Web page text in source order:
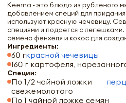
Keema - это блюдо из рубленого
добавлением специй для
используют красную чечевицу.
специями и подается с
семена фенхеля и кокос для
Ингредиенты:
60 гкрасной чечевицы
160 г картофеля,
Специи:
По 1/2 чайной ложки
свежемолотого
По 1 чайной ложке семян